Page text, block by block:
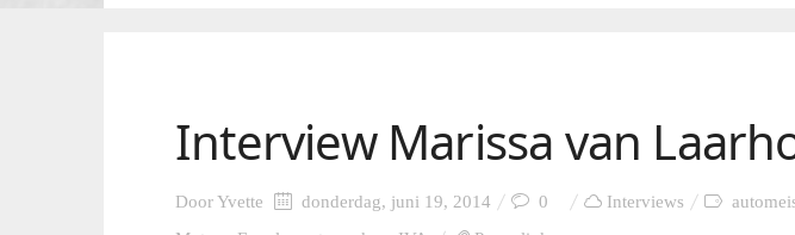
Interview Marissa van
DoorYvette donderdag, juni 19, 2014 0 Interviews